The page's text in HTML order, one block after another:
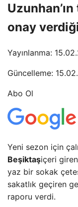
onay
Yayınlanma:
Güncelleme:
Abo Ol
Yeni sezon için
Beşiktaşiçeri
yaz bir sokak
sakatlık geçiren
raporu verdi.